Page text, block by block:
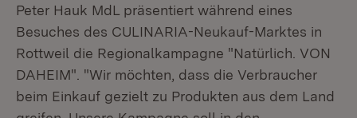
Peter Hauk MdL präsentiert während eines
Besuches des CULINARIA-Neukauf-Marktes in
Rottweil die Regionalkampagne "Natürlich. VON
DAHEIM". "Wir möchten, dass die Verbraucher
beim Einkauf gezielt zu Produkten aus dem Land